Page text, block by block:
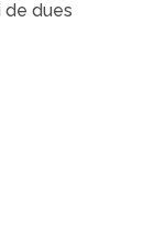
de dues